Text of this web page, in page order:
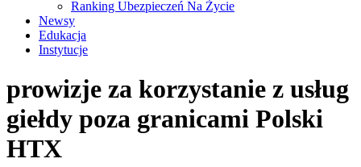
Ranking Ubezpieczeń Na Życie
Newsy
Edukacja
Instytucje
prowizje za korzystanie z usług
giełdy poza granicami Polski
HTX